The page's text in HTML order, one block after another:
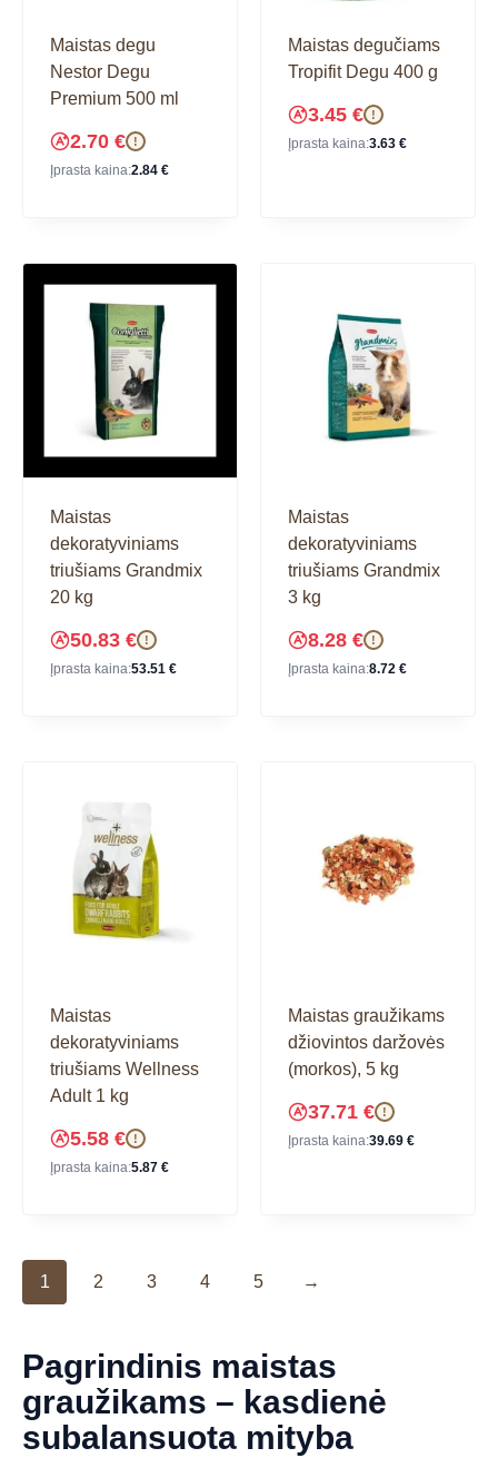
Maistas degu
Nestor Degu
Premium 500 ml
2.70 € !
Įprasta kaina:2.84 €
Maistas degučiams
Tropifit Degu 400 g
3.45 € !
Įprasta kaina:3.63 €
Maistas
dekoratyviniams
triušiams Grandmix
20 kg
50.83 € !
Įprasta kaina:53.51 €
Maistas
dekoratyviniams
triušiams Grandmix
3 kg
8.28 € !
Įprasta kaina:8.72 €
Maistas
dekoratyviniams
triušiams Wellness
Adult 1 kg
5.58 € !
Įprasta kaina:5.87 €
Maistas graužikams
džiovintos daržovės
(morkos), 5 kg
37.71 € !
Įprasta kaina:39.69 €
1 2 3 4 5 →
Pagrindinis maistas
graužikams – kasdienė
subalansuota mityba